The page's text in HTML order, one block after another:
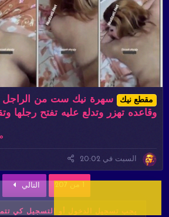
مقطع نيك
سهرة نيك ست من الراجل
وقاعده تهزر وتدلع عليه تفتح رجلها
السبت في 20:02
التالي
يجب تسجيل الدخول أو التسجيل كي